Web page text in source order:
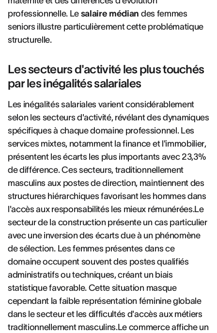
professionnelle. Le salaire médian des femmes
seniors illustre particulièrement cette problématique
structurelle.
Les secteurs d'activité les plus touchés
par les inégalités salariales
Les inégalités salariales varient considérablement
selon les secteurs d'activité, révélant des dynamiques
spécifiques à chaque domaine professionnel. Les
services mixtes, notamment la finance et l'immobilier,
présentent les écarts les plus importants avec 23,3%
de différence. Ces secteurs, traditionnellement
masculins aux postes de direction, maintiennent des
structures hiérarchiques favorisant les hommes dans
l'accès aux responsabilités les mieux rémunérées.Le
secteur de la construction présente un cas particulier
avec une inversion des écarts due à un phénomène
de sélection. Les femmes présentes dans ce
domaine occupent souvent des postes qualifiés
administratifs ou techniques, créant un biais
statistique favorable. Cette situation masque
cependant la faible représentation féminine globale
dans le secteur et les difficultés d'accès aux métiers
traditionnellement masculins.Le commerce affiche un